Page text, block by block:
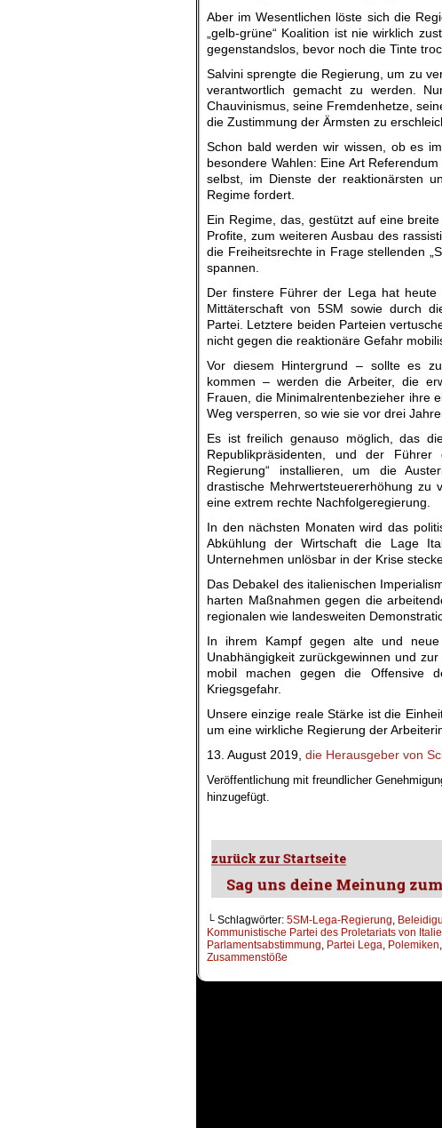
Aber im Wesentlichen löste sich die
„gelb-grüne“ Koalition ist nie wirklich
gegenstandslos, bevor noch die Tinte
Salvini sprengte die Regierung, um zu
verantwortlich gemacht zu werden.
Chauvinismus, seine Fremdenhetze,
die Zustimmung der Ärmsten zu
Schon bald werden wir wissen, ob es
besondere Wahlen: Eine Art
selbst, im Dienste der reaktionärsten
Regime fordert.
Ein Regime, das, gestützt auf eine
Profite, zum weiteren Ausbau des
die Freiheitsrechte in Frage stellenden
spannen.
Der finstere Führer der Lega hat
Mittäterschaft von 5SM sowie durch
Partei. Letztere beiden Parteien
nicht gegen die reaktionäre Gefahr
Vor diesem Hintergrund – sollte es
kommen – werden die Arbeiter, die
Frauen, die Minimalrentenbezieher ihre
Weg versperren, so wie sie vor drei
Es ist freilich genauso möglich, das
Republikpräsidenten, und der Führer
Regierung“ installieren, um die
drastische Mehrwertsteuererhöhung
eine extrem rechte Nachfolgeregierung.
In den nächsten Monaten wird das
Abkühlung der Wirtschaft die Lage
Unternehmen unlösbar in der Krise
Das Debakel des italienischen
harten Maßnahmen gegen die
regionalen wie landesweiten
In ihrem Kampf gegen alte und
Unabhängigkeit zurückgewinnen und
mobil machen gegen die Offensive
Kriegsgefahr.
Unsere einzige reale Stärke ist die
um eine wirkliche Regierung der
13. August 2019, die Herausgeber von
Veröffentlichung mit freundlicher
hinzugefügt.
└ Schlagwörter: 5SM-Lega-Regierung,
Kommunistische Partei des Proletariats von
Parlamentsabstimmung, Partei Lega, Polemiken,
Zusammenstöße